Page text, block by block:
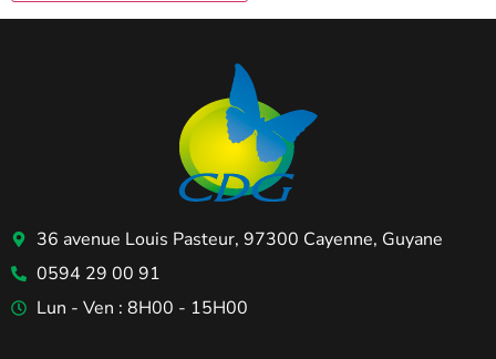
36 avenue Louis Pasteur, 97300 Cayenne, Guyane
0594 29 00 91
Lun - Ven : 8H00 - 15H00